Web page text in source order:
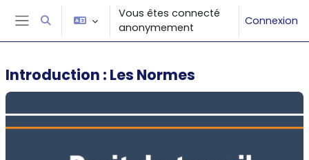
Passer au contenu principal
Panneau latéral
Activer/désactiver la saisie de recherche
Vous êtes connecté
anonymement
Connexion
Introduction : Les Normes